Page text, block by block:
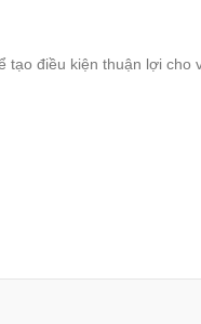
điều kiện thuận lợi cho